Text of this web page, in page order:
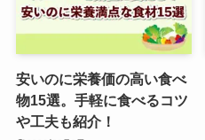
安いのに栄養価の高い食べ
物15選。手軽に食べるコツ
や工夫も紹介！